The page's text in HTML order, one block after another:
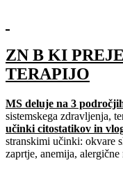
ZN B KI
TERAPIJO
MS deluje na 3
sistemskega zdravljenja,
učinki citostatikov in
stranskimi učinki: okvare
zaprtje, anemija, alergične